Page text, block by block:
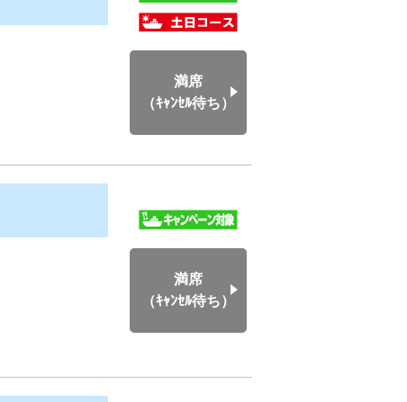
満席
（ｷｬﾝｾﾙ待ち）
満席
（ｷｬﾝｾﾙ待ち）